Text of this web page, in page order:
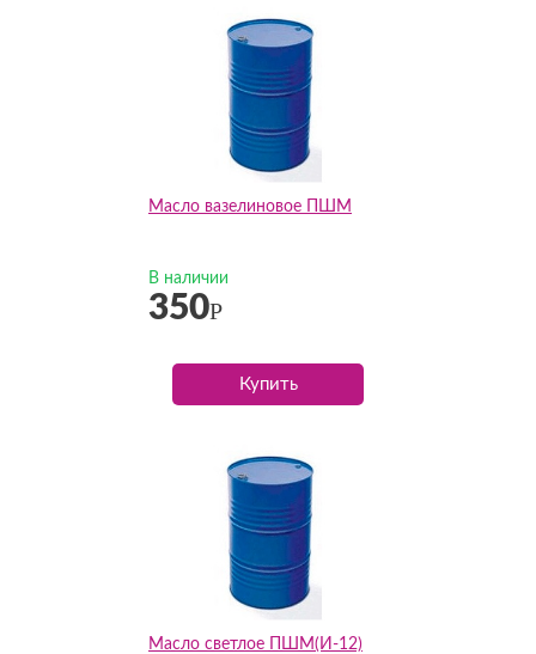
Масло вазелиновое ПШМ
В наличии
350Р
Купить
Масло светлое ПШМ(И-12)